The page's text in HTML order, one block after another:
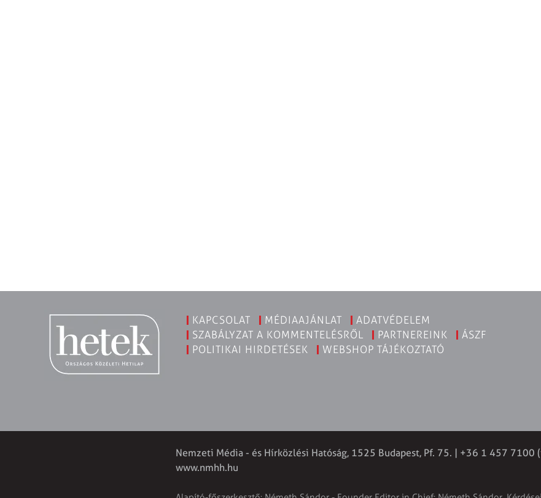
KAPCSOLAT MÉDIAAJÁNLAT
ADATVÉDELEM
SZABÁLYZAT A KOMMENTELÉSRŐL
PARTNEREINK
ÁSZF
POLITIKAI HIRDETÉSEK
WEBSHOP TÁJÉKOZTATÓ
Nemzeti Média - és Hírközlési Hatóság, 1525 Budapest, Pf. 75. | +36 1 457
www.nmhh.hu